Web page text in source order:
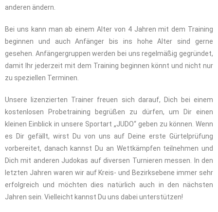
anderen ändern.
Bei uns kann man ab einem Alter von 4 Jahren mit dem Training
beginnen und auch Anfänger bis ins hohe Alter sind gerne
gesehen. Anfängergruppen werden bei uns regelmäßig gegründet,
damit Ihr jederzeit mit dem Training beginnen könnt und nicht nur
zu speziellen Terminen.
Unsere lizenzierten Trainer freuen sich darauf, Dich bei einem
kostenlosen Probetraining begrüßen zu dürfen, um Dir einen
kleinen Einblick in unsere Sportart „JUDO“ geben zu können. Wenn
es Dir gefällt, wirst Du von uns auf Deine erste Gürtelprüfung
vorbereitet, danach kannst Du an Wettkämpfen teilnehmen und
Dich mit anderen Judokas auf diversen Turnieren messen. In den
letzten Jahren waren wir auf Kreis- und Bezirksebene immer sehr
erfolgreich und möchten dies natürlich auch in den nächsten
Jahren sein. Vielleicht kannst Du uns dabei unterstützen!